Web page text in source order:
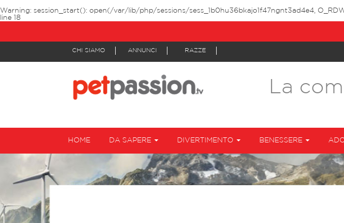
Warning: session_start(): open(/var/lib/php/sessions/sess_1b0hu36bkajo1f47ngnt3ad4e4,
line 18
CHI SIAMO ANNUNCI RAZZE
La
HOME DA SAPERE DIVERTIMENTO BENESSERE